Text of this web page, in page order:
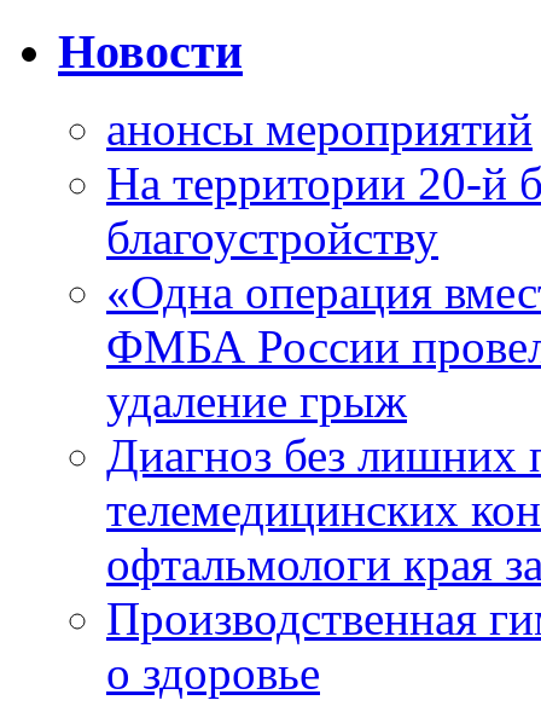
Новости
анонсы мероприятий
На территории 20-й
благоустройству
«Одна операция
ФМБА России
удаление грыж
Диагноз без лишних
телемедицинских
офтальмологи края
Производственная
о здоровье